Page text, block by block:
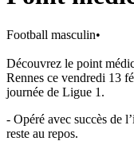
Football masculin•
Découvrez le point
Rennes ce vendredi 13
journée de Ligue 1.
- Opéré avec succès de
reste au repos.